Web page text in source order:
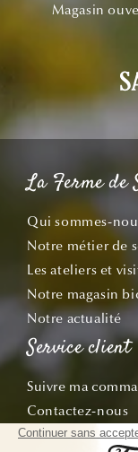
Magasin
La Ferme de
Qui sommes-
Notre métier de
Les ateliers et
Notre magasin
Notre actualité
Service client
Suivre ma
Contactez-nous
Demandez le